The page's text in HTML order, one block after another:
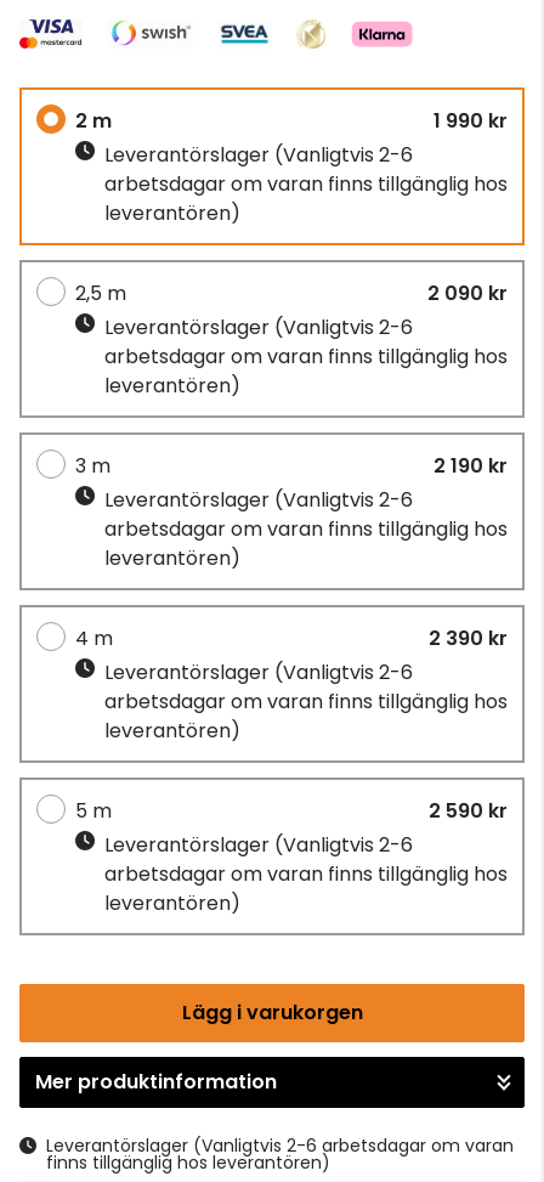
2 m
1 990 kr
Leverantörslager (Vanligtvis 2-6
arbetsdagar om varan finns tillgänglig hos
leverantören)
2,5 m
2 090 kr
Leverantörslager (Vanligtvis 2-6
arbetsdagar om varan finns tillgänglig hos
leverantören)
3 m
2 190 kr
Leverantörslager (Vanligtvis 2-6
arbetsdagar om varan finns tillgänglig hos
leverantören)
4 m
2 390 kr
Leverantörslager (Vanligtvis 2-6
arbetsdagar om varan finns tillgänglig hos
leverantören)
5 m
2 590 kr
Leverantörslager (Vanligtvis 2-6
arbetsdagar om varan finns tillgänglig hos
leverantören)
Lägg i varukorgen
Gå till kassan
Mer produktinformation
Leverantörslager (Vanligtvis 2-6 arbetsdagar om varan
finns tillgänglig hos leverantören)